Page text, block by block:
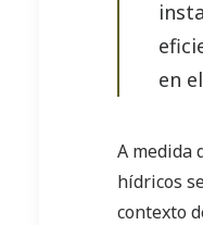
en
A medida
hídricos
contexto